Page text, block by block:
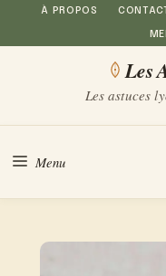
Aller
au
À PROPOS
Les
Les astuces
Menu